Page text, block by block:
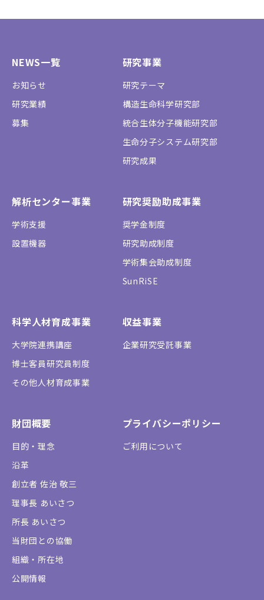
NEWS一覧
お知らせ
研究業績
募集
研究事業
研究テーマ
構造生命科学研究部
統合生体分子機能研究部
生命分子システム研究部
研究成果
解析センター事業
学術支援
設置機器
研究奨励助成事業
奨学金制度
研究助成制度
学術集会助成制度
SunRiSE
科学人材育成事業
大学院連携講座
博士客員研究員制度
その他人材育成事業
収益事業
企業研究受託事業
財団概要
目的・理念
沿革
創立者 佐治 敬三
理事長 あいさつ
所長 あいさつ
当財団との協働
組織・所在地
公開情報
プライバシーポリシー
ご利用について